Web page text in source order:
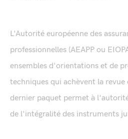
L'Autorité européenne des
professionnelles (AEAPP ou
ensembles d'orientations et de
techniques qui achèvent la
dernier paquet permet à
de l'intégralité des instruments